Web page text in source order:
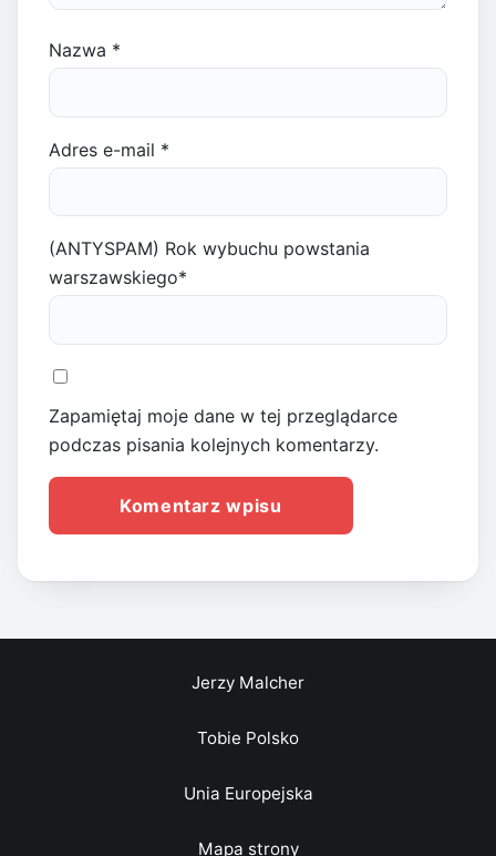
Nazwa *
Adres e-mail *
(ANTYSPAM) Rok wybuchu powstania
warszawskiego*
Zapamiętaj moje dane w tej przeglądarce
podczas pisania kolejnych komentarzy.
Jerzy Malcher
Tobie Polsko
Unia Europejska
Mapa strony